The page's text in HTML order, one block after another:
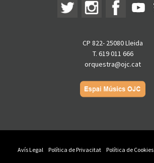
CP 822- 25080 Lleida
T. 619 011 666
orquestra@ojc.cat
Avís Legal Política de Privacitat Política de Cookies